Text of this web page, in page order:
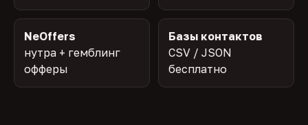
NeOffers
нутра + гемблинг
офферы
Базы контактов
CSV / JSON
бесплатно